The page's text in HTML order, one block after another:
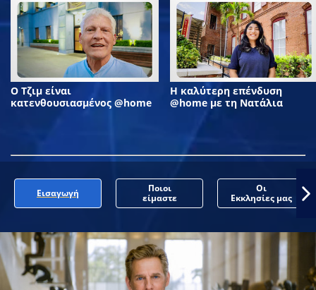
Ο Τζιμ είναι
κατενθουσιασμένος @home
Η καλύτερη επένδυση
@home με τη Νατάλια
Εισαγωγή
Ποιοι
είμαστε
Οι
Εκκλησίες μας